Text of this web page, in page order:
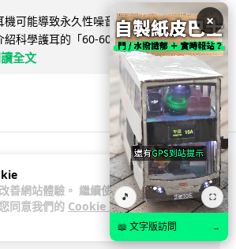
善網站體驗。 繼續使用
同意我們的 Cookie 政
機可能導致永久性噪音性聽損。本文盤點 4
紹科學護耳的「60-60 原則」及 Apple 內
全文
×
🎵 ⛶
📖 文字版訪問 →